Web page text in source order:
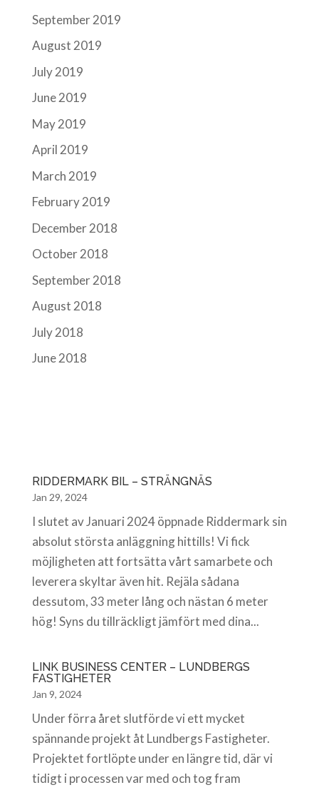
September 2019
August 2019
July 2019
June 2019
May 2019
April 2019
March 2019
February 2019
December 2018
October 2018
September 2018
August 2018
July 2018
June 2018
RIDDERMARK BIL – STRÄNGNÄS
Jan 29, 2024
I slutet av Januari 2024 öppnade Riddermark sin
absolut största anläggning hittills! Vi fick
möjligheten att fortsätta vårt samarbete och
leverera skyltar även hit. Rejäla sådana
dessutom, 33 meter lång och nästan 6 meter
hög! Syns du tillräckligt jämfört med dina...
LINK BUSINESS CENTER – LUNDBERGS
FASTIGHETER
Jan 9, 2024
Under förra året slutförde vi ett mycket
spännande projekt åt Lundbergs Fastigheter.
Projektet fortlöpte under en längre tid, där vi
tidigt i processen var med och tog fram